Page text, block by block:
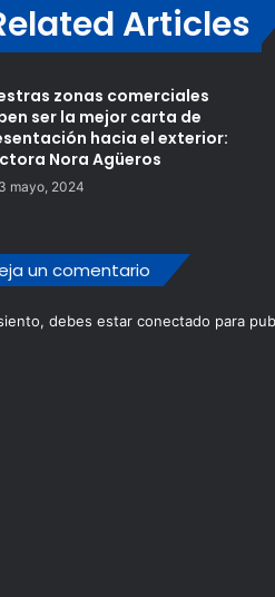
Articles
zonas comerciales
ser la mejor carta de
hacia el exterior:
Nora Agüeros
mayo, 2024
un comentario
debes estar conectado para